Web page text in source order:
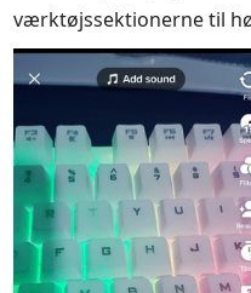
værktøjssektionerne til